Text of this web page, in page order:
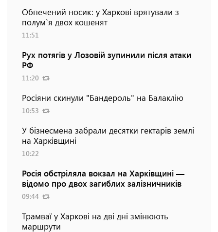
Обпечений носик: у Харкові врятували з
полум`я двох кошенят
11:51
Рух потягів у Лозовій зупинили після атаки
РФ
11:20
Росіяни скинули "Бандероль" на Балаклію
10:53
У бізнесмена забрали десятки гектарів землі
на Харківщині
10:22
Росія обстріляла вокзал на Харківщині —
відомо про двох загиблих залізничників
09:44
Трамваї у Харкові на дві дні змінюють
маршрути